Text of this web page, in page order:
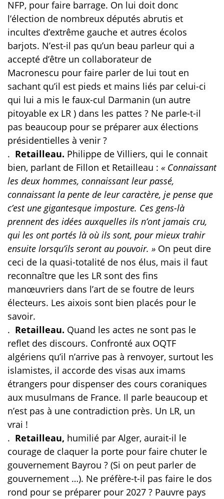
NFP, pour faire barrage. On lui doit donc
l’élection de nombreux députés abrutis et
incultes d’extrême gauche et autres écolos
barjots. N’est-il pas qu’un beau parleur qui a
accepté d’être un collaborateur de
Macronescu pour faire parler de lui tout en
sachant qu’il est pieds et mains liés par celui-ci
qui lui a mis le faux-cul Darmanin (un autre
pitoyable ex LR ) dans les pattes ? Ne parle-t-il
pas beaucoup pour se préparer aux élections
présidentielles à venir ?
. Retailleau. Philippe de Villiers, qui le connait
bien, parlant de Fillon et Retailleau : « Connaissant
les deux hommes, connaissant leur passé,
connaissant la pente de leur caractère, je pense que
c’est une gigantesque imposture. Ces gens-là
prennent des idées auxquelles ils n’ont jamais cru,
qui les ont portés là où ils sont, pour mieux trahir
ensuite lorsqu’ils seront au pouvoir. » On peut dire
ceci de la quasi-totalité de nos élus, mais il faut
reconnaître que les LR sont des fins
manœuvriers dans l’art de se foutre de leurs
électeurs. Les aixois sont bien placés pour le
savoir.
. Retailleau. Quand les actes ne sont pas le
reflet des discours. Confronté aux OQTF
algériens qu’il n’arrive pas à renvoyer, surtout les
islamistes, il accorde des visas aux imams
étrangers pour dispenser des cours coraniques
aux musulmans de France. Il parle beaucoup et
n’est pas à une contradiction près. Un LR, un
vrai !
. Retailleau, humilié par Alger, aurait-il le
courage de claquer la porte pour faire chuter le
gouvernement Bayrou ? (Si on peut parler de
gouvernement …). Ne préfère-t-il pas faire le dos
rond pour se préparer pour 2027 ? Pauvre pays